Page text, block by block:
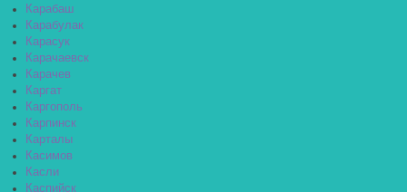
Карабаш
Карабулак
Карасук
Карачаевск
Карачев
Каргат
Каргополь
Карпинск
Карталы
Касимов
Касли
Каспийск